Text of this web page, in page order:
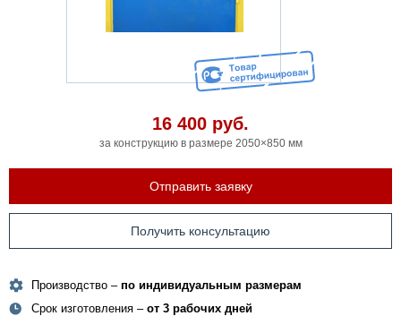
16 400 руб.
за конструкцию в размере 2050×850 мм
Отправить заявку
Получить консультацию
Производство – по индивидуальным размерам
Срок изготовления – от 3 рабочих дней